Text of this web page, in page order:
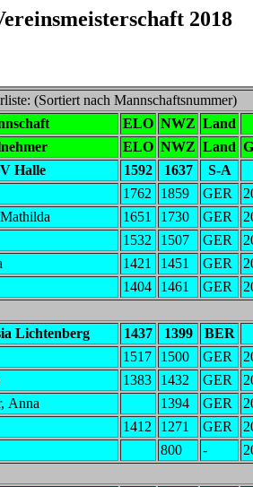
2018
(Sortiert nach Mannschaftsnummer)
ELO NWZ Land
ELO NWZ Land
Halle 1592 1637
S-A
1762 1859 GER
1651 1730 GER
1532 1507 GER
1421 1451 GER
1404 1461 GER
Lichtenberg 1437 1399
BER
1517 1500 GER
1383 1432 GER
Anna
1394 GER
1412 1271 GER
800 -